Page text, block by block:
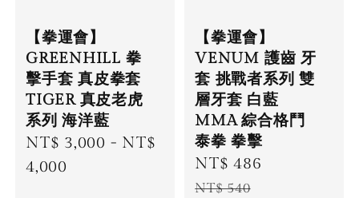
【拳運會】
GREENHILL 拳
擊手套 真皮拳套
TIGER 真皮老虎
系列 海洋藍
Regular
price
NT$ 3,000 - NT$
4,000
【拳運會】
VENUM 護齒 牙
套 挑戰者系列 雙
層牙套 白藍
MMA 綜合格鬥
泰拳 拳擊
Sale
price
NT$ 486
NT$ 540